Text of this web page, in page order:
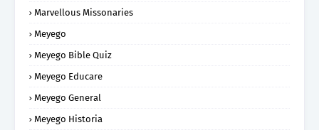
Marvellous Missonaries
Meyego
Meyego Bible Quiz
Meyego Educare
Meyego General
Meyego Historia